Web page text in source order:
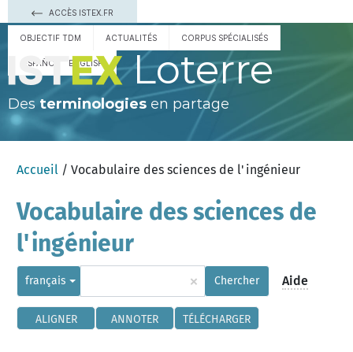
ACCÈS ISTEX.FR
OBJECTIF TDM ACTUALITÉS CORPUS SPÉCIALISÉS
ESPAÑOL ENGLISH Loterre
Des terminologies en partage
Accueil / Vocabulaire des sciences de l'ingénieur
Vocabulaire des sciences de
l'ingénieur
français × Chercher Aide
ALIGNER ANNOTER TÉLÉCHARGER